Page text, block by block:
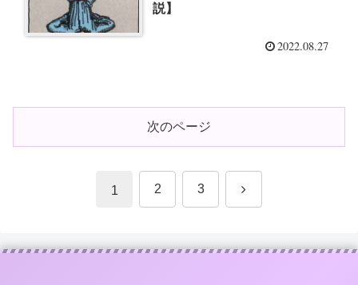
説】
2022.08.27
次のページ
1 2 3 次